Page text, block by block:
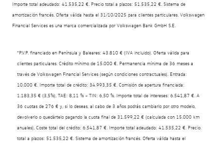
Importe total adeudado: 41.535,22 €. Precio total a plazos: 51.535,22 €. Sistema de
amortización francés. Oferta válida hasta el 31/10/2025 para clientes particulares. Volkswagen
Financial Services es una marca comercializada por Volkswagen Bank GmbH S.E.
*P.V.P. financiado en Península y Baleares: 43.810 € (IVA incluido). Oferta válida para
clientes particulares. Crédito mínimo de 15.000 €. Permanencia mínima de 36 meses a
través de Volkswagen Financial Services (según condiciones contractuales). Entrada:
10.000 €. Importe total de crédito: 34.993,35 €. Comisión de apertura financiada:
1.183,35 € (3,5%). TAE: 8,11 % – TIN: 6,50 %. Importe total de intereses: 6.541,87 €. A
36 cuotas de 276 € y, si lo deseas, al cabo de 3 años podrás cambiarlo por otro modelo,
devolverlo o quedártelo pagando la cuota final de 31.599,22 € (calculada con 15.000 km
anuales). Coste total del crédito: 6.541,87 €. Importe total adeudado: 41.535,22 €. Precio
total a plazos: 51.535,22 €. Sistema de amortización francés. Oferta válida hasta el